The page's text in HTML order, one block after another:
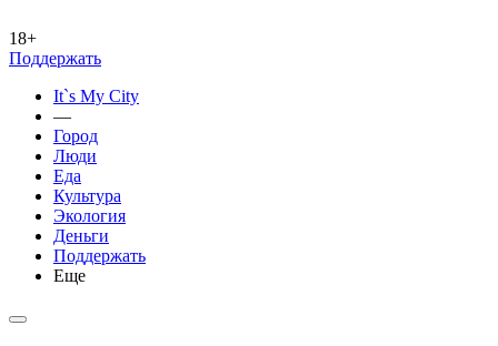
18+
Поддержать
It`s My City
—
Город
Люди
Еда
Культура
Экология
Деньги
Поддержать
Еще